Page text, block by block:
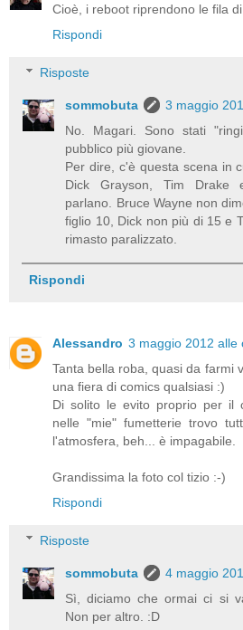
Cioè, i reboot riprendono le fila
Rispondi
Risposte
sommobuta
3 maggio
No. Magari. Sono stati
pubblico più giovane.
Per dire, c'è questa scena in
Dick Grayson, Tim Drake
parlano. Bruce Wayne non
figlio 10, Dick non più di 15 e
rimasto paralizzato.
Rispondi
Alessandro 3 maggio 2012 alle
Tanta bella roba, quasi da farmi
una fiera di comics qualsiasi :)
Di solito le evito proprio per il
nelle "mie" fumetterie trovo
l'atmosfera, beh... è impagabile.
Grandissima la foto col tizio :-)
Rispondi
Risposte
sommobuta
4 maggio
Sì, diciamo che ormai ci si
Non per altro. :D